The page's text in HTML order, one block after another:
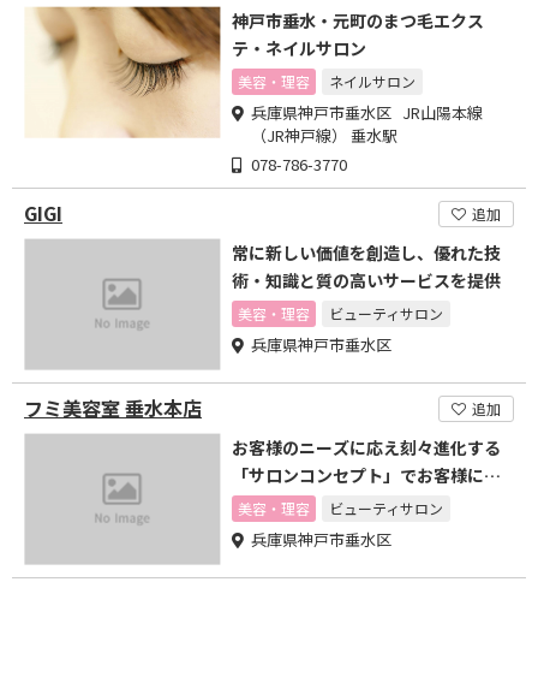
神戸市垂水・元町のまつ毛エクス
テ・ネイルサロン
美容・理容 ネイルサロン
兵庫県神戸市垂水区 JR山陽本線
（JR神戸線） 垂水駅
078-786-3770
GIGI 追加
常に新しい価値を創造し、優れた技
術・知識と質の高いサービスを提供
美容・理容 ビューティサロン
兵庫県神戸市垂水区
フミ美容室 垂水本店 追加
お客様のニーズに応え刻々進化する
「サロンコンセプト」でお客様に愛
される【人】と【店】づくり
美容・理容 ビューティサロン
兵庫県神戸市垂水区